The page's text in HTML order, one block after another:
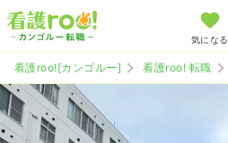
気になる
看護roo![カンゴルー] 看護roo! 転職